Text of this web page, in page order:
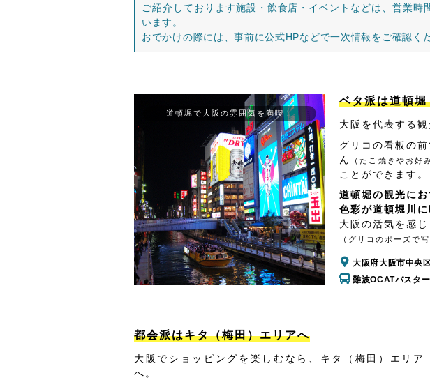
ご紹介しております施設・飲食店・イベントなどは、営業時
います。
おでかけの際には、事前に公式HPなどで一次情報をご確認く
道頓堀で大阪の雰囲気を満喫！
ベタ派は道頓
大阪を代表する
グリコの看板の
ん
（たこ焼きやお好
ことができます。
道頓堀の観光に
色彩が道頓堀川に
大阪の活気を感
（グリコのポーズで
大阪府大阪市中央
難波OCATバスタ
都会派はキタ（梅田）エリアへ
大阪でショッピングを楽しむなら、キタ（梅田）エリア
へ。